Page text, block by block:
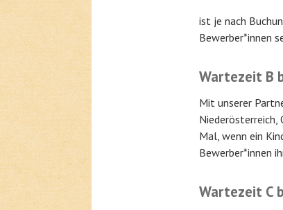
ist je nach
Bewerber*innen
Wartezeit B
Mit unserer
Niederösterreich,
Mal, wenn ein
Bewerber*innen
Wartezeit C